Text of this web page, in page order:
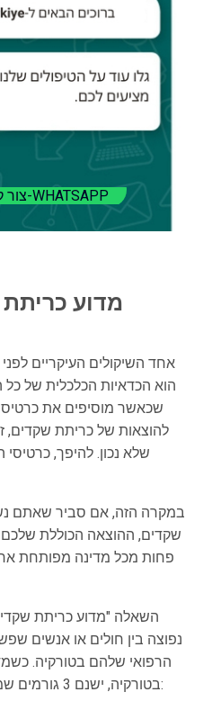
צור קשר ב-WHATSAPP
מדוע כריתת
אחד השיקולים העיקריים
הוא הכדאיות הכלכלית של כל
שכאשר מוסיפים את
להוצאות של כריתת שקדים,
שלא נכון. להיפך,
במקרה הזה, אם סביר שאתם
שקדים, ההוצאה הכוללת שלכם
פחות מכל מדינה מפותחת
השאלה "מדוע כריתת
נפוצה בין חולים או אנשים
הרפואי שלהם בטורקיה.
בטורקיה, ישנם 3 גורמים שמאפשרים מחירים זולים יותר: